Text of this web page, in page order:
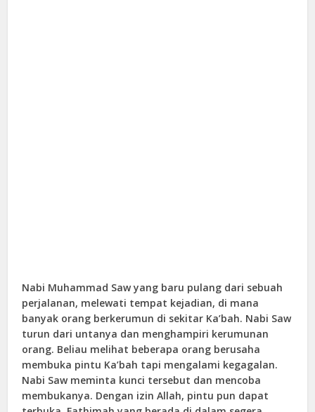
Nabi Muhammad Saw yang baru pulang dari sebuah
perjalanan, melewati tempat kejadian, di mana
banyak orang berkerumun di sekitar Ka’bah. Nabi Saw
turun dari untanya dan menghampiri kerumunan
orang. Beliau melihat beberapa orang berusaha
membuka pintu Ka’bah tapi mengalami kegagalan.
Nabi Saw meminta kunci tersebut dan mencoba
membukanya. Dengan izin Allah, pintu pun dapat